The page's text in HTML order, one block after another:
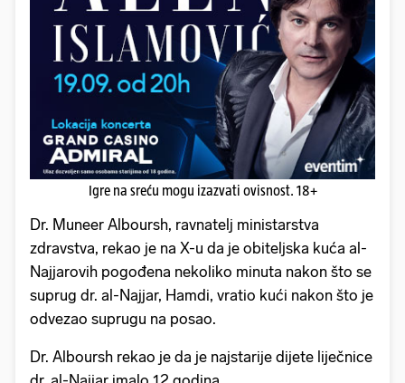
Igre na sreću mogu izazvati ovisnost. 18+
Dr. Muneer Alboursh, ravnatelj ministarstva
zdravstva, rekao je na X-u da je obiteljska kuća al-
Najjarovih pogođena nekoliko minuta nakon što se
suprug dr. al-Najjar, Hamdi, vratio kući nakon što je
odvezao suprugu na posao.
Dr. Alboursh rekao je da je najstarije dijete liječnice